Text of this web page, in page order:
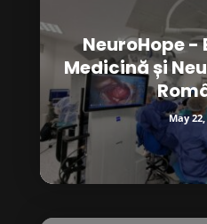
NeuroHope -
Medicină și
May 22,